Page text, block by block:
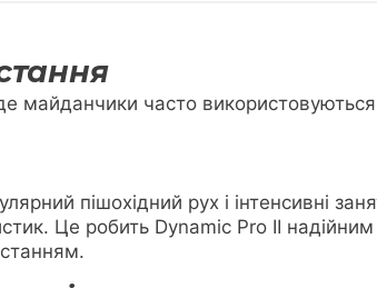
майданчики часто використовуються
пішохідний рух і інтенсивні
Це робить Dynamic Pro II надійним